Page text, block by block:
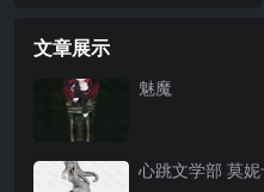
文章展示
魅魔
心跳文学部 莫